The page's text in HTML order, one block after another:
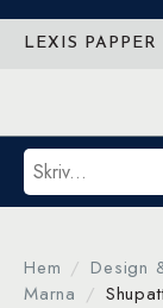
LEXIS PAPPER
Sök
Hem Design
Marna